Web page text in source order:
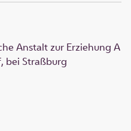
Anstalt zur Erziehung A
bei Straßburg